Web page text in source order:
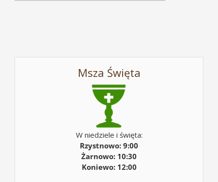
Msza Święta
W niedziele i święta:
Rzystnowo: 9:00
Żarnowo: 10:30
Koniewo: 12:00